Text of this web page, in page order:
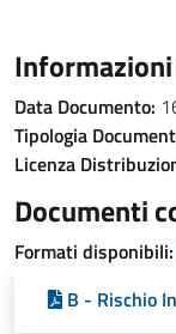
Data Documento:
Tipologia
Licenza
Documenti
Formati disponibili:
B - Rischio